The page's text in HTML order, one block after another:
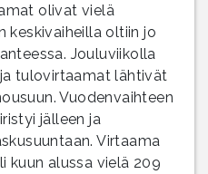
olivat vielä
keskivaiheilla oltiin jo
Jouluviikolla
tulovirtaamat lähtivät
Vuodenvaihteen
jälleen ja
Virtaama
kuun alussa vielä 209